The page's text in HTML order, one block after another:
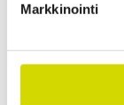
Markkinointi
Pohjan ulkosyvyys